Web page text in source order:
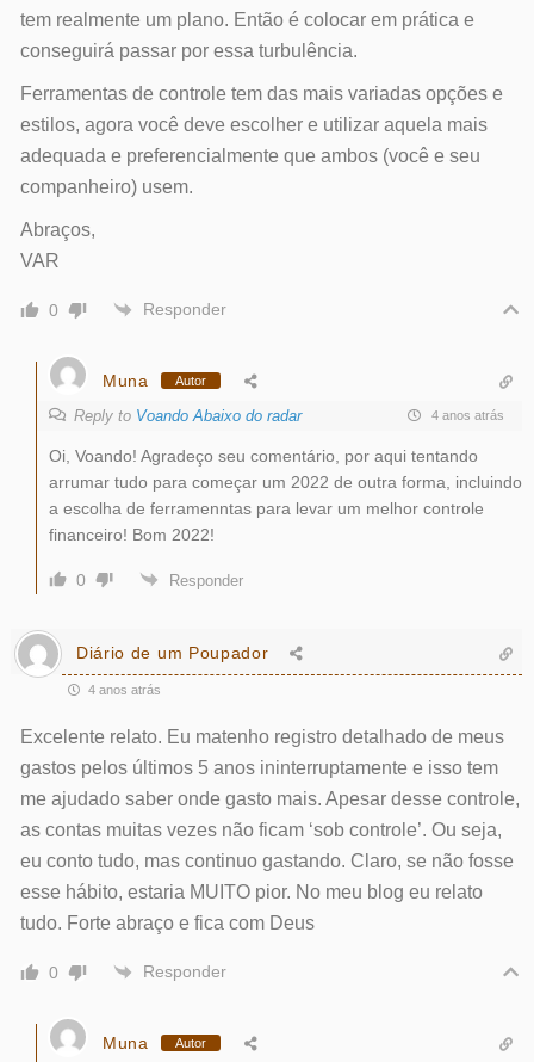
tem realmente um plano. Então é colocar em prática e
conseguirá passar por essa turbulência.
Ferramentas de controle tem das mais variadas opções e
estilos, agora você deve escolher e utilizar aquela mais
adequada e preferencialmente que ambos (você e seu
companheiro) usem.
Abraços,
VAR
0 Responder
Muna Autor
Reply to Voando Abaixo do radar 4 anos atrás
Oi, Voando! Agradeço seu comentário, por aqui tentando
arrumar tudo para começar um 2022 de outra forma, incluindo
a escolha de ferramenntas para levar um melhor controle
financeiro! Bom 2022!
0 Responder
Diário de um Poupador
4 anos atrás
Excelente relato. Eu matenho registro detalhado de meus
gastos pelos últimos 5 anos ininterruptamente e isso tem
me ajudado saber onde gasto mais. Apesar desse controle,
as contas muitas vezes não ficam ‘sob controle’. Ou seja,
eu conto tudo, mas continuo gastando. Claro, se não fosse
esse hábito, estaria MUITO pior. No meu blog eu relato
tudo. Forte abraço e fica com Deus
0 Responder
Muna Autor